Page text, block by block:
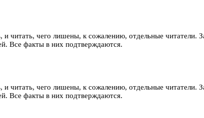
читать, чего лишены, к сожалению, отдельные читатели.
Все факты в них подтверждаются.
читать, чего лишены, к сожалению, отдельные читатели.
Все факты в них подтверждаются.